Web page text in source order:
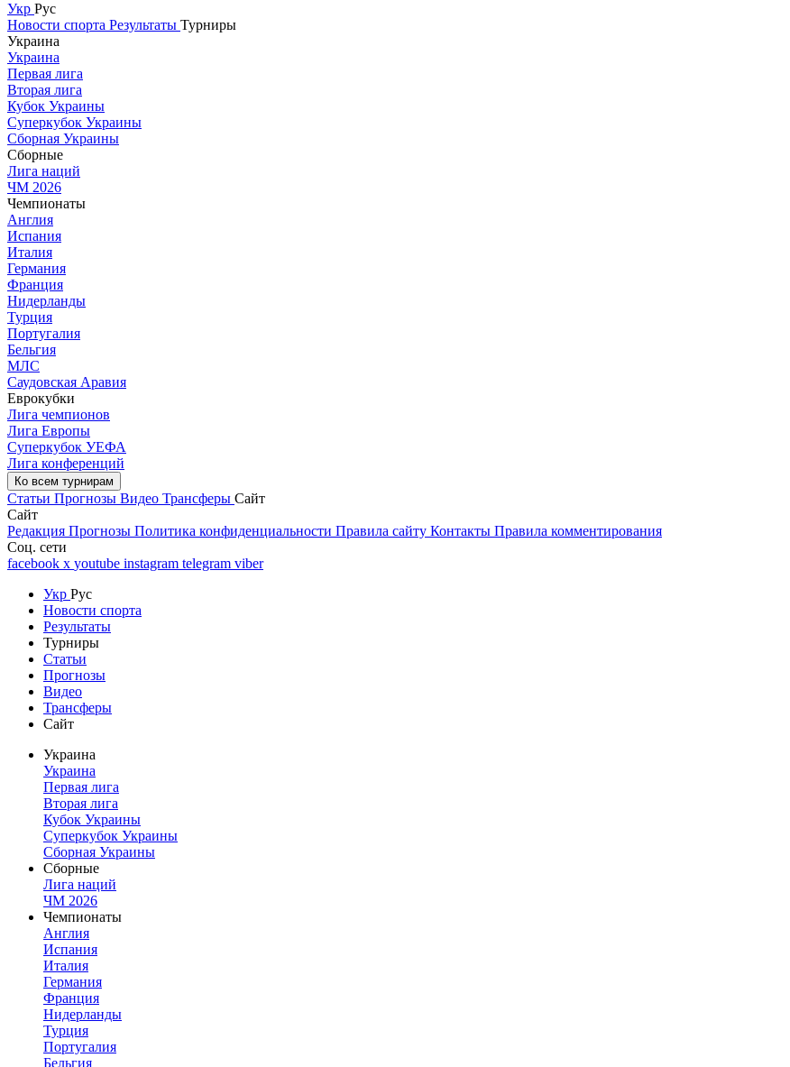
Укр Рус
Новости спорта Результаты Турниры
Украина
Украина
Первая лига
Вторая лига
Кубок Украины
Суперкубок Украины
Сборная Украины
Сборные
Лига наций
ЧМ 2026
Чемпионаты
Англия
Испания
Италия
Германия
Франция
Нидерланды
Турция
Португалия
Бельгия
МЛС
Саудовская Аравия
Еврокубки
Лига чемпионов
Лига Европы
Суперкубок УЕФА
Лига конференций
Ко всем турнирам
Статьи Прогнозы Видео Трансферы Сайт
Сайт
Редакция Прогнозы Политика конфиденциальности Правила сайту Контакты Правила комментирования
Соц. сети
facebook x youtube instagram telegram viber
Укр Рус
Новости спорта
Результаты
Турниры
Статьи
Прогнозы
Видео
Трансферы
Сайт
Украина
Украина
Первая лига
Вторая лига
Кубок Украины
Суперкубок Украины
Сборная Украины
Сборные
Лига наций
ЧМ 2026
Чемпионаты
Англия
Испания
Италия
Германия
Франция
Нидерланды
Турция
Португалия
Бельгия